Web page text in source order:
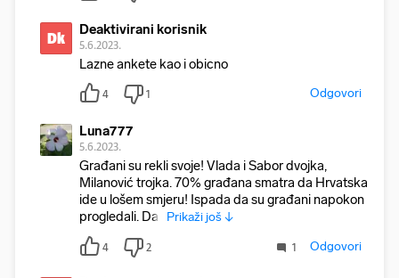
Dk Deaktivirani korisnik
5.6.2023.
Lazne ankete kao i obicno
4 1 Odgovori
Luna777
5.6.2023.
Građani su rekli svoje! Vlada i Sabor dvojka,
Milanović trojka. 70% građana smatra da Hrvatska
ide u lošem smjeru! Ispada da su građani napokon
progledali. Da l Prikaži još ↓
4 2 1 Odgovori